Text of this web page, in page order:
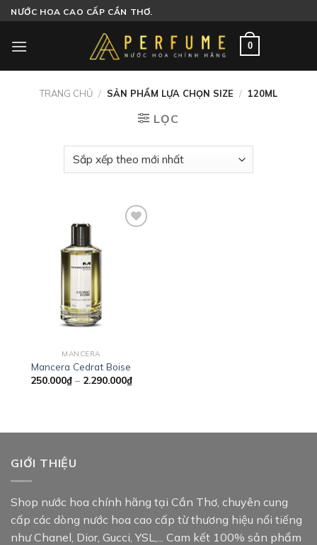
Skip
to
content
NƯỚC HOA CAO CẤP CẦN THƠ.
0
TRANG CHỦ / SẢN PHẨM LỰA CHỌN SIZE / 120ML
LỌC
MANCERA
Mancera Cedrat Boise
250.000₫ – 2.290.000₫Khoảng
giá:
GIỚI THIỆU
Shop nước hoa chính hãng tại Cần Thơ, chuyên cung
cấp các dòng nước hoa cao cấp từ thương hiệu nổi tiếng
như Chanel, Dior, Gucci, YSL,... Cam kết 100% sản phẩm